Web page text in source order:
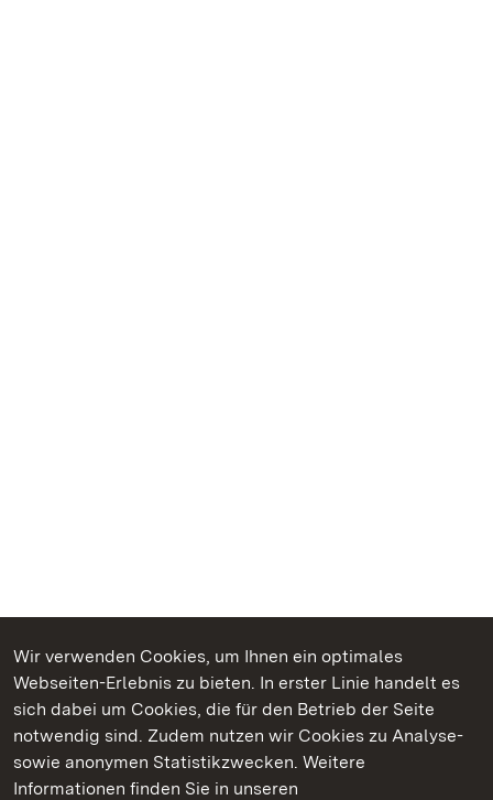
Wir verwenden Cookies, um Ihnen ein optimales
Webseiten-Erlebnis zu bieten. In erster Linie handelt es
sich dabei um Cookies, die für den Betrieb der Seite
notwendig sind. Zudem nutzen wir Cookies zu Analyse-
sowie anonymen Statistikzwecken. Weitere
Informationen finden Sie in unseren
Kommen. Staunen. Genießen.